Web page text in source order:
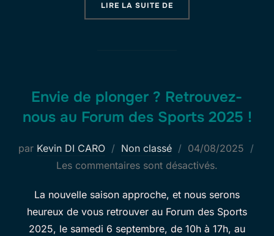
LIRE LA SUITE DE
Envie de plonger ? Retrouvez-
nous au Forum des Sports 2025 !
par Kevin DI CARO Non classé
Publié
le
04/08/2025
Les commentaires sont désactivés.
La nouvelle saison approche, et nous serons
heureux de vous retrouver au Forum des Sports
2025, le samedi 6 septembre, de 10h à 17h, au